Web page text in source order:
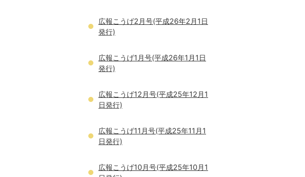
広報こうげ2月号(平成26年2月1日
発行)
広報こうげ1月号(平成26年1月1日
発行)
広報こうげ12月号(平成25年12月1
日発行)
広報こうげ11月号(平成25年11月1
日発行)
広報こうげ10月号(平成25年10月1